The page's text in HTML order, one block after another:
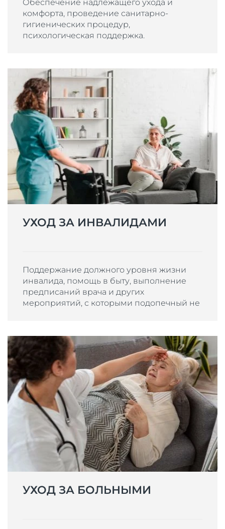
Обеспечение надлежащего ухода и
комфорта, проведение санитарно-
гигиенических процедур,
психологическая поддержка.
УХОД ЗА ИНВАЛИДАМИ
Поддержание должного уровня жизни
инвалида, помощь в быту, выполнение
предписаний врача и других
мероприятий, с которыми подопечный не
УХОД ЗА БОЛЬНЫМИ